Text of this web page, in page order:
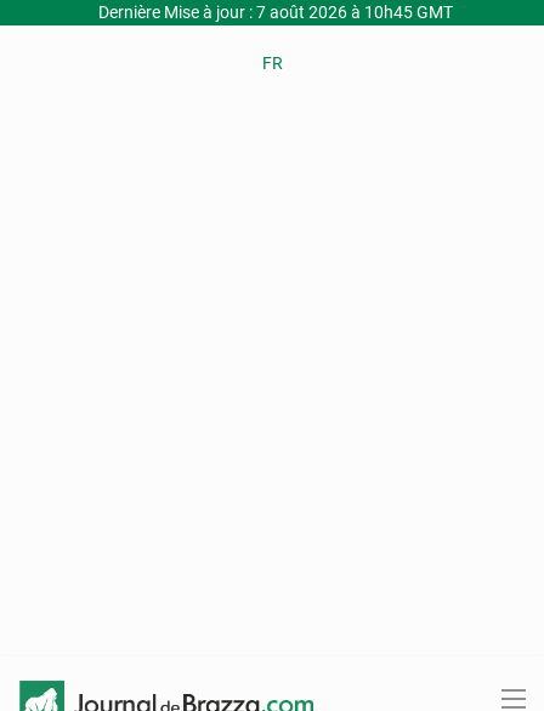
Dernière Mise à jour : 7 août 2026 à 10h45 GMT
FR